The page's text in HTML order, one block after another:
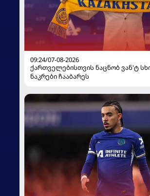
09:24/07-08-2026
ქართველებისთვის ნაცნობ ვან'ტ
ნაკრები ჩააბარეს